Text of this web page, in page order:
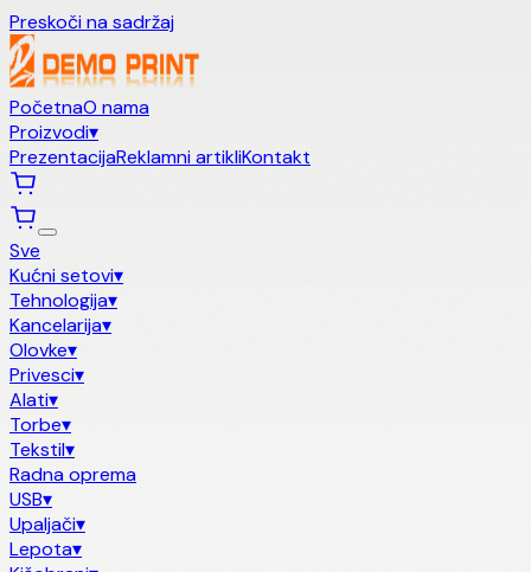
Preskoči na sadržaj
PočetnaO nama
Proizvodi▾
PrezentacijaReklamni artikliKontakt
Sve
Kućni setovi▾
Tehnologija▾
Kancelarija▾
Olovke▾
Privesci▾
Alati▾
Torbe▾
Tekstil▾
Radna oprema
USB▾
Upaljači▾
Lepota▾